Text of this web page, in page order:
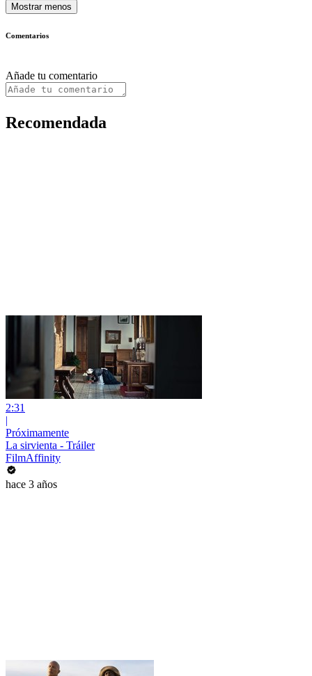
Mostrar menos
Comentarios
Añade tu comentario
Recomendada
2:31
|
Próximamente
La sirvienta - Tráiler
FilmAffinity
hace 3 años